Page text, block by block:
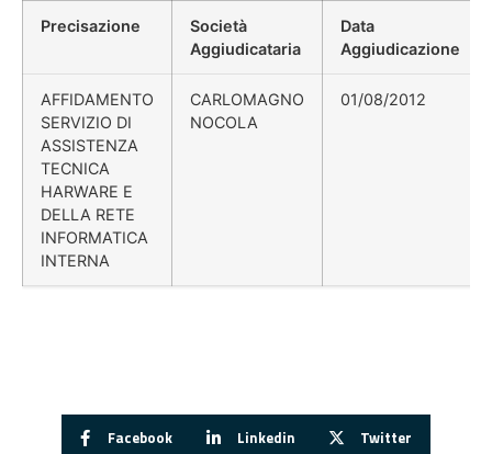
Precisazione
Società
Aggiudicataria
Data
Aggiudicazione
AFFIDAMENTO
SERVIZIO DI
ASSISTENZA
TECNICA
HARWARE E
DELLA RETE
INFORMATICA
INTERNA
CARLOMAGNO
NOCOLA
01/08/2012
Facebook Linkedin Twitter